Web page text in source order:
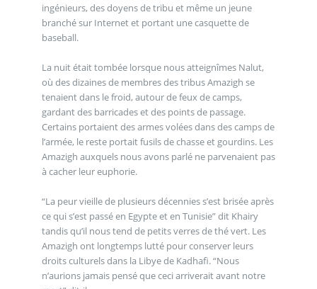
ingénieurs, des doyens de tribu et même un jeune
branché sur Internet et portant une casquette de
baseball.
La nuit était tombée lorsque nous atteignîmes Nalut,
où des dizaines de membres des tribus Amazigh se
tenaient dans le froid, autour de feux de camps,
gardant des barricades et des points de passage.
Certains portaient des armes volées dans des camps de
l’armée, le reste portait fusils de chasse et gourdins. Les
Amazigh auxquels nous avons parlé ne parvenaient pas
à cacher leur euphorie.
“La peur vieille de plusieurs décennies s’est brisée après
ce qui s’est passé en Egypte et en Tunisie” dit Khairy
tandis qu’il nous tend de petits verres de thé vert. Les
Amazigh ont longtemps lutté pour conserver leurs
droits culturels dans la Libye de Kadhafi. “Nous
n’aurions jamais pensé que ceci arriverait avant notre